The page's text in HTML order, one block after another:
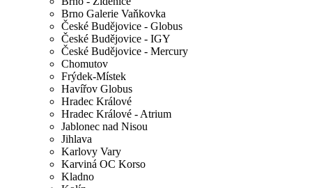
Brno Galerie Vaňkovka
České Budějovice - Globus
České Budějovice - IGY
České Budějovice - Mercury
Chomutov
Frýdek-Místek
Havířov Globus
Hradec Králové
Hradec Králové - Atrium
Jablonec nad Nisou
Jihlava
Karlovy Vary
Karviná OC Korso
Kladno